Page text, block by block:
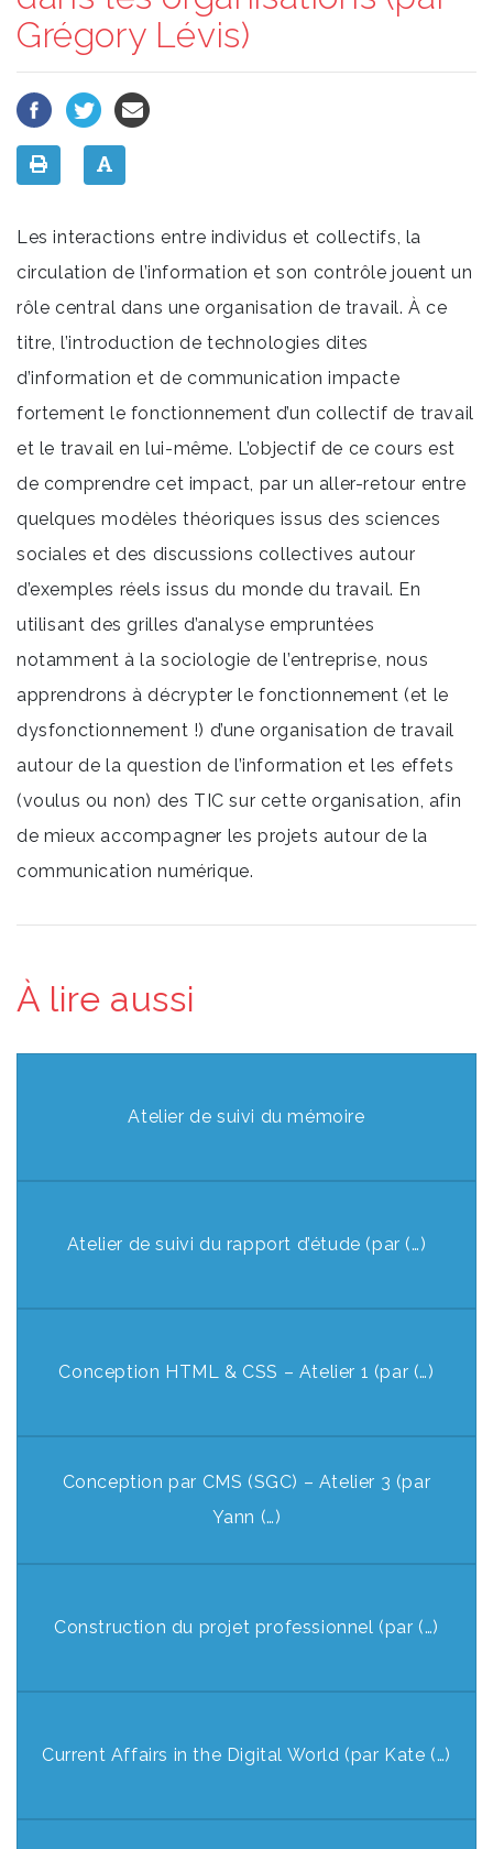
Grégory Lévis)
Les interactions entre individus et collectifs, la
circulation de l’information et son contrôle jouent un
rôle central dans une organisation de travail. À ce
titre, l’introduction de technologies dites
d’information et de communication impacte
fortement le fonctionnement d’un collectif de travail
et le travail en lui-même. L’objectif de ce cours est
de comprendre cet impact, par un aller-retour entre
quelques modèles théoriques issus des sciences
sociales et des discussions collectives autour
d’exemples réels issus du monde du travail. En
utilisant des grilles d’analyse empruntées
notamment à la sociologie de l’entreprise, nous
apprendrons à décrypter le fonctionnement (et le
dysfonctionnement !) d’une organisation de travail
autour de la question de l’information et les effets
(voulus ou non) des TIC sur cette organisation, afin
de mieux accompagner les projets autour de la
communication numérique.
À lire aussi
Atelier de suivi du mémoire
Atelier de suivi du rapport d’étude (par (…)
Conception HTML & CSS – Atelier 1 (par (…)
Conception par CMS (SGC) – Atelier 3 (par
Yann (…)
Construction du projet professionnel (par (…)
Current Affairs in the Digital World (par Kate (…)